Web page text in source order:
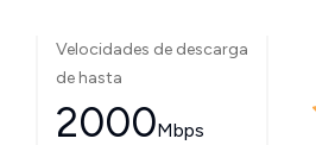
Velocidades de descarga
de hasta
2000Mbps